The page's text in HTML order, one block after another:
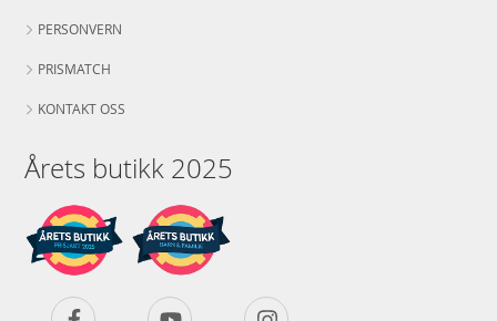
PERSONVERN
PRISMATCH
KONTAKT OSS
Årets butikk 2025